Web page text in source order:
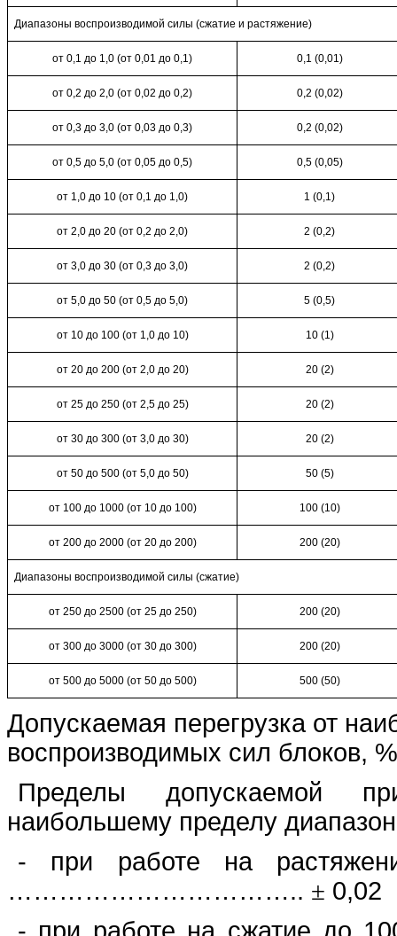
Диапазоны воспроизводимой силы (сжатие и растяжение)
от 0,1 до 1,0 (от 0,01 до 0,1) 0,1 (0,01)
от 0,2 до 2,0 (от 0,02 до 0,2) 0,2 (0,02)
от 0,3 до 3,0 (от 0,03 до 0,3) 0,2 (0,02)
от 0,5 до 5,0 (от 0,05 до 0,5) 0,5 (0,05)
от 1,0 до 10 (от 0,1 до 1,0) 1 (0,1)
от 2,0 до 20 (от 0,2 до 2,0) 2 (0,2)
от 3,0 до 30 (от 0,3 до 3,0) 2 (0,2)
от 5,0 до 50 (от 0,5 до 5,0) 5 (0,5)
от 10 до 100 (от 1,0 до 10) 10 (1)
от 20 до 200 (от 2,0 до 20) 20 (2)
от 25 до 250 (от 2,5 до 25) 20 (2)
от 30 до 300 (от 3,0 до 30) 20 (2)
от 50 до 500 (от 5,0 до50) 50 (5)
от 100 до 1000 (от 10 до 100) 100 (10)
от 200 до2000 (от 20 до200) 200 (20)
Диапазоны воспроизводимой силы (сжатие)
от 250 до 2500 (от 25 до250) 200 (20)
от 300 до 3000 (от30до300) 200 (20)
от 500 до 5000 (от50до500) 500 (50)
Допускаемая перегрузка от
воспроизводимых сил блоков,
Пределы допускаемой
наибольшему пределу
- при работе на
…………………………….. ± 0,02